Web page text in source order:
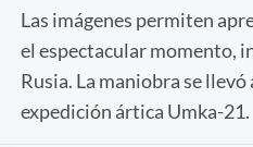
Las imágenes permiten
el espectacular momento,
Rusia. La maniobra se llevó
expedición ártica Umka-21.